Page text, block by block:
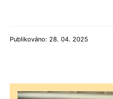
Publikováno: 28. 04. 2025